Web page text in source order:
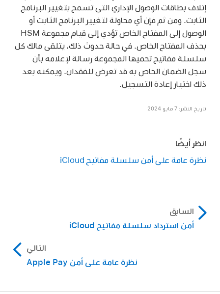
إتلاف بطاقات الوصول الإداري التي تسمح بتغيير البرنامج
الثابت. ومن ثم فإن أي محاولة لتغيير البرنامج الثابت أو
الوصول إلى المفتاح الخاص تؤدي إلى قيام مجموعة HSM
بحذف المفتاح الخاص. في حالة حدوث ذلك، يتلقى مالك كل
سلسلة مفاتيح تحميها المجموعة رسالة لإعلامه بأن
سجل الضمان الخاص به قد تعرض للفقدان. ويمكنه بعد
ذلك اختيار إعادة التسجيل.
تاريخ النشر: 7 مايو 2024
انظر أيضًا
نظرة عامة على أمن سلسلة مفاتيح iCloud
السابق
أمن استرداد سلسلة مفاتيح iCloud
التالي
نظرة عامة على أمن Apple Pay